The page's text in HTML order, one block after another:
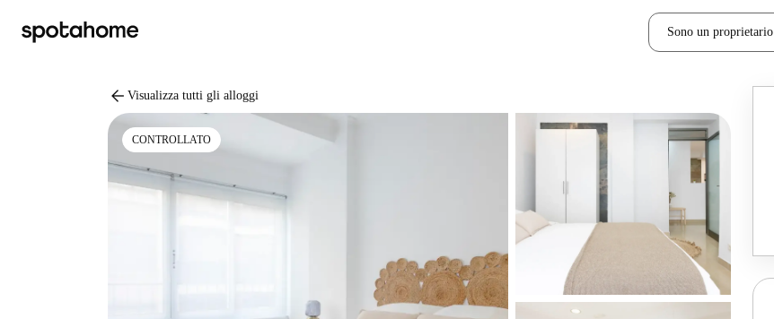
Sono un proprietario
arrow_back Visualizza tutti gli alloggi
CONTROLLATO